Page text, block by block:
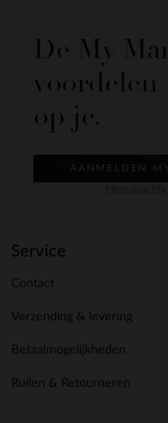
De My
voordelen
op je.
AANMELDEN
Service
Contact
Verzending & levering
Betaalmogelijkheden
Ruilen & Retourneren